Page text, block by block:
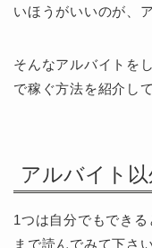
いほうがいいのが、
そんなアルバイトを
で稼ぐ方法を紹介し
アルバイト
1つは自分でもでき
まで読んでみて下さい